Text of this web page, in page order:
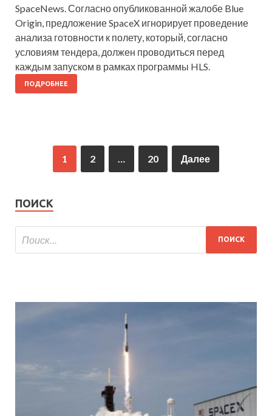
SpaceNews. Согласно опубликованной жалобе Blue
Origin, предложение SpaceX игнорирует проведение
анализа готовности к полету, который, согласно
условиям тендера, должен проводиться перед
каждым запуском в рамках программы HLS.
ПОДРОБНЕЕ
1 2 … 20 Далее
ПОИСК